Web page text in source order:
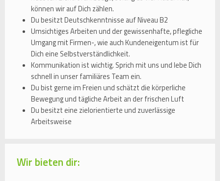
können wir auf Dich zählen.
Du besitzt Deutschkenntnisse auf Niveau B2
Umsichtiges Arbeiten und der gewissenhafte, pflegliche
Umgang mit Firmen-, wie auch Kundeneigentum ist für
Dich eine Selbstverständlichkeit.
Kommunikation ist wichtig. Sprich mit uns und lebe Dich
schnell in unser familiäres Team ein.
Du bist gerne im Freien und schätzt die körperliche
Bewegung und tägliche Arbeit an der frischen Luft
Du besitzt eine zielorientierte und zuverlässige
Arbeitsweise
Wir bieten dir: